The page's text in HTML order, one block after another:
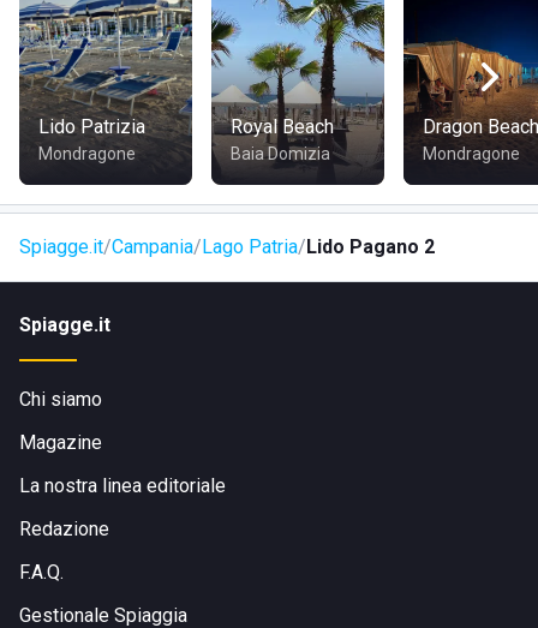
comoda per tutti i visitatori della zona.
Visita il sito di Lido Pagano 2
Lido Patrizia
Mondragone
Royal Beach
Baia Domizia
Dragon Beach
Mondragone
Spiagge.it Campania Lago Patria Lido Pagano 2
Spiagge.it
Chi siamo
Magazine
La nostra linea editoriale
Redazione
F.A.Q.
Gestionale Spiaggia